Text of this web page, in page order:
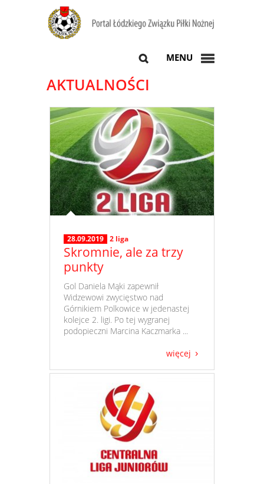
MENU
AKTUALNOŚCI
28.09.2019 2 liga
Skromnie, ale za trzy
punkty
​ Gol Daniela Mąki zapewnił
Widzewowi zwycięstwo nad
Górnikiem Polkowice w jedenastej
kolejce 2. ligi. Po tej wygranej
podopieczni Marcina Kaczmarka ...
więcej